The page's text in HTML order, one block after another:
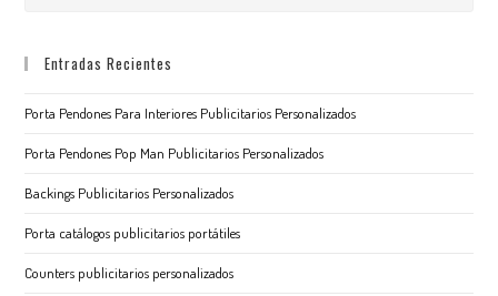
Entradas Recientes
Porta Pendones Para Interiores Publicitarios Personalizados
Porta Pendones Pop Man Publicitarios Personalizados
Backings Publicitarios Personalizados
Porta catálogos publicitarios portátiles
Counters publicitarios personalizados